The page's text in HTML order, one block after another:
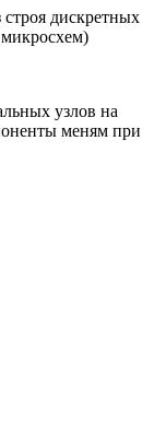
дискретных
микросхем)
узлов на
меням при